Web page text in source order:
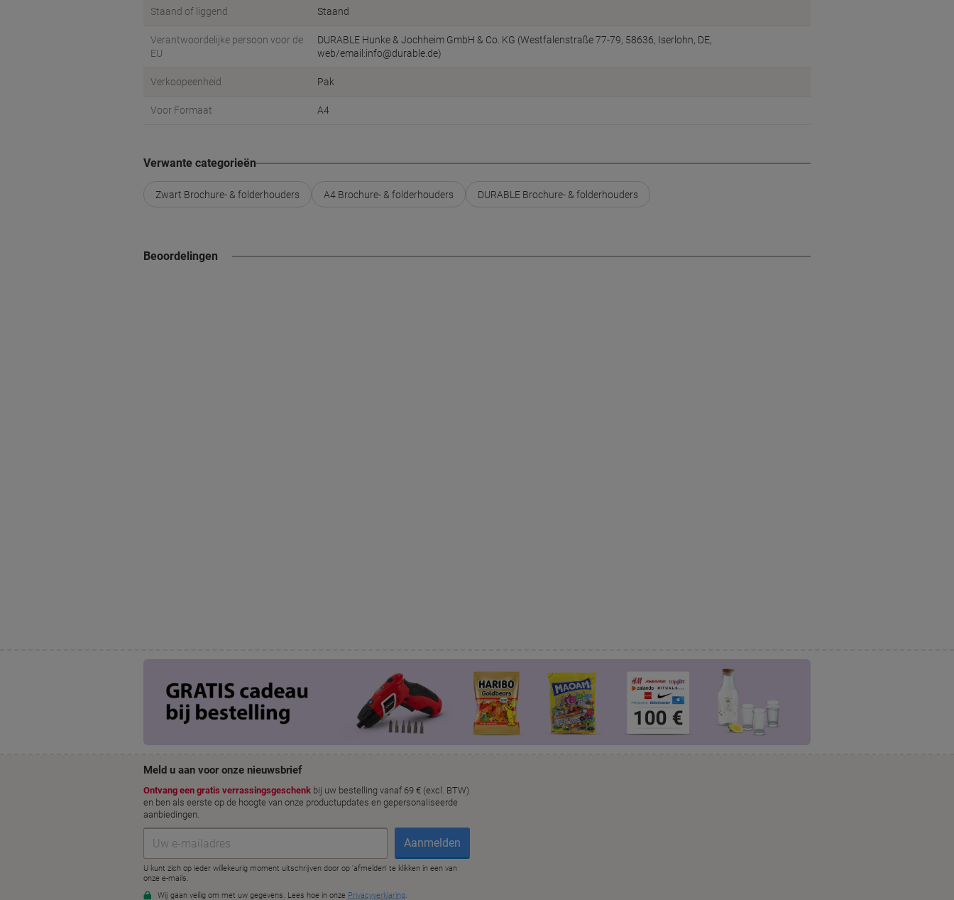
Staand of liggend Staand
Verantwoordelijke persoon voor de
EU
DURABLE Hunke & Jochheim GmbH & Co. KG (Westfalenstraße 77-79, 58636, Iserlohn, DE,
web/email:info@durable.de)
Verkoopeenheid Pak
Voor Formaat A4
Verwante categorieën
Zwart Brochure- & folderhouders A4 Brochure- & folderhouders DURABLE Brochure- & folderhouders
Beoordelingen